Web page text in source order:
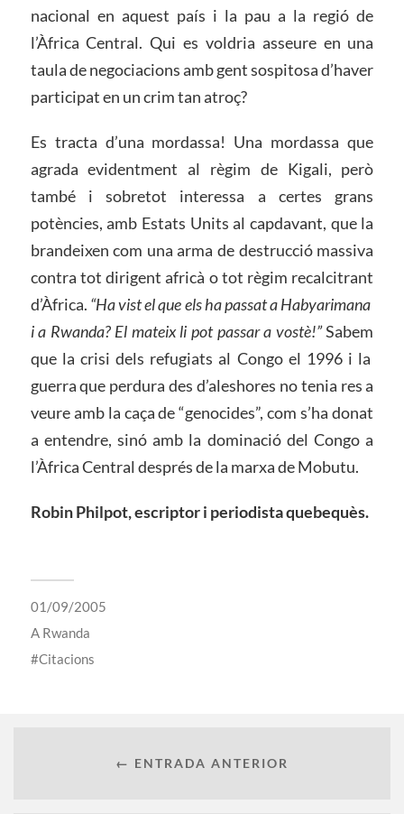
nacional en aquest país i la pau a la regió de
l’Àfrica Central. Qui es voldria asseure en una
taula de negociacions amb gent sospitosa d’haver
participat en un crim tan atroç?
Es tracta d’una mordassa! Una mordassa que
agrada evidentment al règim de Kigali, però
també i sobretot interessa a certes grans
potències, amb Estats Units al capdavant, que la
brandeixen com una arma de destrucció massiva
contra tot dirigent africà o tot règim recalcitrant
d’Àfrica. “Ha vist el que els ha passat a Habyarimana
i a Rwanda? El mateix li pot passar a vostè!”Sabem
que la crisi dels refugiats al Congo el 1996 i la
guerra que perdura des d’aleshores no tenia res a
veure amb la caça de “genocides”, com s’ha donat
a entendre, sinó amb la dominació del Congo a
l’Àfrica Central després de la marxa de Mobutu.
Robin Philpot, escriptor i periodista quebequès.
01/09/2005
A Rwanda
Citacions
← ENTRADA ANTERIOR